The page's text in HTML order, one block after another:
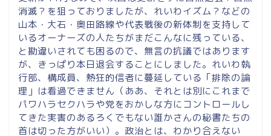
消滅？を狙っておりましたが、れいわイズム？などの
山本・大石・奥田路線や代表戦後の新体制を支持して
いるオーナーズの人たちがまだこんなに残っている、
と勘違いされても困るので、無言の抗議ではあります
が、きっぱり本日退会することにしました。れいわ執
行部、構成員、熱狂的信者に蔓延している「排除の論
理」は看過できません（ああ、それとは別にこれまで
パワハラセクハラや党をおかしな方にコントロールし
てきた実害のあるろくでもない誰かさんの秘書たちの
首は切った方がいい）。政治とは、わかり合えない